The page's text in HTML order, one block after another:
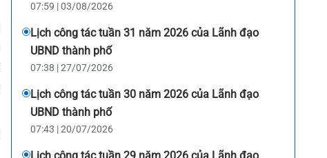
07:59 | 03/08/2026
Lịch công tác tuần 31 năm 2026 của Lãnh đạo
UBND thành phố
07:38 | 27/07/2026
Lịch công tác tuần 30 năm 2026 của Lãnh đạo
UBND thành phố
07:43 | 20/07/2026